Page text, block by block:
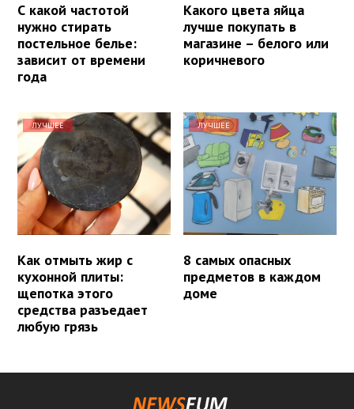
С какой частотой
нужно стирать
постельное белье:
зависит от времени
года
Какого цвета яйца
лучше покупать в
магазине – белого или
коричневого
ЛУЧШЕЕ
Как отмыть жир с
кухонной плиты:
щепотка этого
средства разъедает
любую грязь
ЛУЧШЕЕ
8 самых опасных
предметов в каждом
доме